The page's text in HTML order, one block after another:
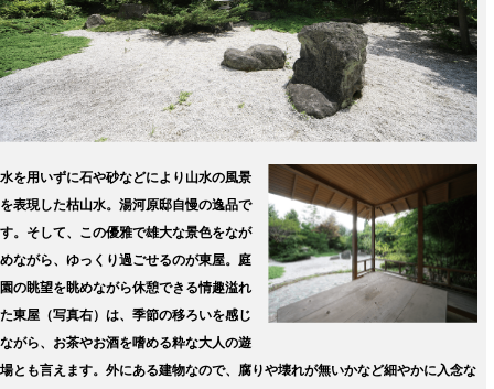
水を用いずに石や砂などにより山水の風景
を表現した枯山水。湯河原邸自慢の逸品で
す。そして、この優雅で雄大な景色をなが
めながら、ゆっくり過ごせるのが東屋。庭
園の眺望を眺めながら休憩できる情趣溢れ
た東屋（写真右）は、季節の移ろいを感じ
ながら、お茶やお酒を嗜める粋な大人の遊
場とも言えます。外にある建物なので、腐りや壊れが無いかなど細やかに入念な